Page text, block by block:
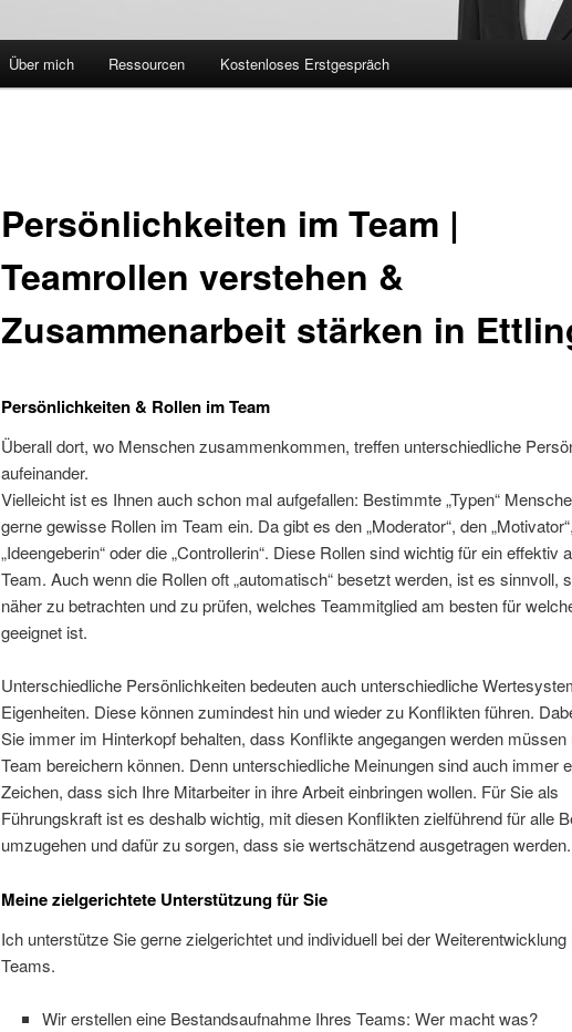
Über mich Ressourcen Kostenloses Erstgespräch
Persönlichkeiten im Team |
Teamrollen verstehen &
Zusammenarbeit stärken in
Persönlichkeiten & Rollen im Team
Überall dort, wo Menschen zusammenkommen, treffen unterschiedliche
aufeinander.
Vielleicht ist es Ihnen auch schon mal aufgefallen: Bestimmte „Typen“
gerne gewisse Rollen im Team ein. Da gibt es den „Moderator“, den
„Ideengeberin“ oder die „Controllerin“. Diese Rollen sind wichtig für ein effektiv
Team. Auch wenn die Rollen oft „automatisch“ besetzt werden, ist es sinnvoll,
näher zu betrachten und zu prüfen, welches Teammitglied am besten für
geeignet ist.
Unterschiedliche Persönlichkeiten bedeuten auch unterschiedliche
Eigenheiten. Diese können zumindest hin und wieder zu Konflikten führen.
Sie immer im Hinterkopf behalten, dass Konflikte angegangen werden müssen
Team bereichern können. Denn unterschiedliche Meinungen sind auch immer
Zeichen, dass sich Ihre Mitarbeiter in ihre Arbeit einbringen wollen. Für Sie als
Führungskraft ist es deshalb wichtig, mit diesen Konflikten zielführend für alle
umzugehen und dafür zu sorgen, dass sie wertschätzend ausgetragen werden.
Meine zielgerichtete Unterstützung für Sie
Ich unterstütze Sie gerne zielgerichtet und individuell bei der Weiterentwicklung
Teams.
Wir erstellen eine Bestandsaufnahme Ihres Teams: Wer macht was?